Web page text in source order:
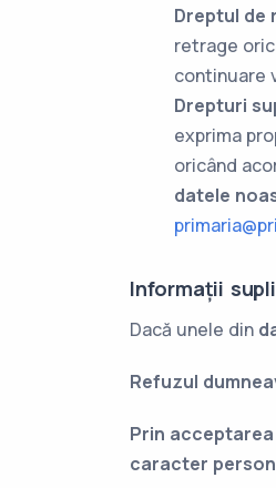
Dreptul de
retrage
continuare
Drepturi
exprima
oricând
datele
Informații
Dacă unele din
Refuzul
Prin
caracter